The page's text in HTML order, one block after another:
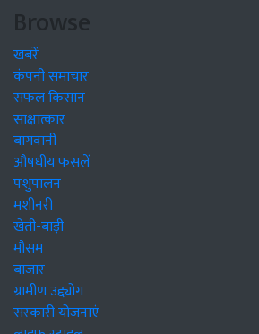
Browse
खबरें
कंपनी समाचार
सफल किसान
साक्षात्कार
बागवानी
औषधीय फसलें
पशुपालन
मशीनरी
खेती-बाड़ी
मौसम
बाजार
ग्रामीण उद्द्योग
सरकारी योजनाएं